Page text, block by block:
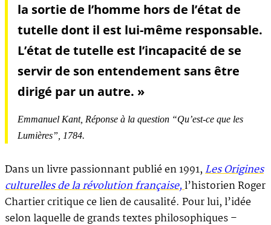
la sortie de l’homme hors de l’état de
tutelle dont il est lui-même responsable.
L’état de tutelle est l’incapacité de se
servir de son entendement sans être
dirigé par un autre. »
Emmanuel Kant, Réponse à la question “Qu’est-ce que les
Lumières” , 1784.
Dans un livre passionnant publié en 1991,Les Origines
culturelles de la révolution française,l’historien Roger
Chartier critique ce lien de causalité. Pour lui, l’idée
selon laquelle de grands textes philosophiques –